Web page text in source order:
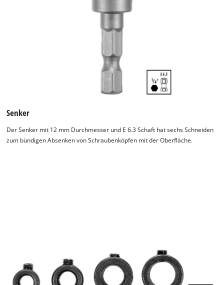
Wir benötigen deine Zustimmung, um
Google Maps laden zu können!
This content is not permitted to load due
to trackers that are not disclosed to the
visitor. The website owner needs to setup
Powered byUsercentrics Consent
Management Platform
Senker
Der Senker mit 12 mm Durchmesser und E 6.3 Schaft hat sechs Schneiden
zum bündigen Absenken von Schraubenköpfen mit der Oberfläche.